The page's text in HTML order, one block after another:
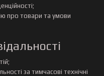
про товари та умови
за тимчасові технічні